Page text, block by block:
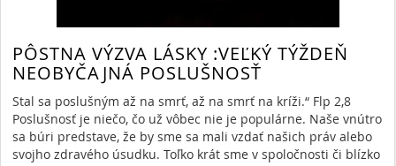
PÔSTNA VÝZVA LÁSKY :VEĽKÝ TÝŽDEŇ
NEOBYČAJNÁ POSLUŠNOSŤ
Stal sa poslušným až na smrť, až na smrť na kríži.“ Flp 2,8
Poslušnosť je niečo, čo už vôbec nie je populárne. Naše vnútro
sa búri predstave, že by sme sa mali vzdať našich práv alebo
svojho zdravého úsudku. Toľko krát sme v spoločnosti či blízko